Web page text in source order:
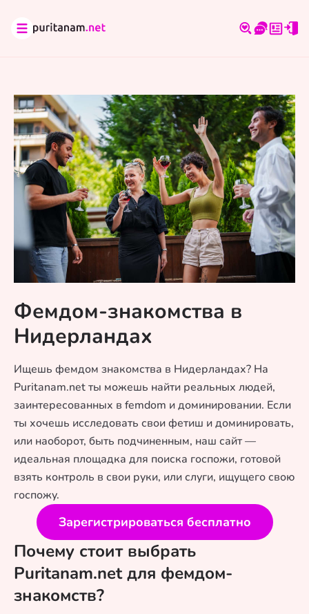
Фемдом-знакомства в
Нидерландах
Ищешь фемдом знакомства в Нидерландах? На
Puritanam.net ты можешь найти реальных людей,
заинтересованных в femdom и доминировании. Если
ты хочешь исследовать свои фетиш и доминировать,
или наоборот, быть подчиненным, наш сайт —
идеальная площадка для поиска госпожи, готовой
взять контроль в свои руки, или слуги, ищущего свою
госпожу.
Зарегистрироваться бесплатно
Почему стоит выбрать
Puritanam.net для фемдом-
знакомств?